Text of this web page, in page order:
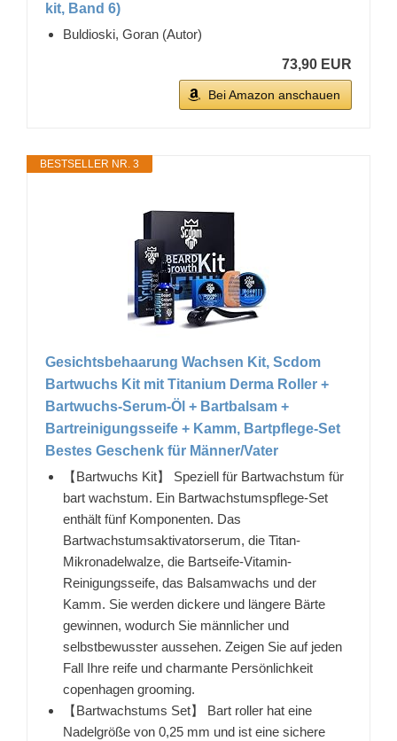
kit, Band 6)
Buldioski, Goran (Autor)
73,90 EUR
Bei Amazon anschauen
BESTSELLER NR. 3
Gesichtsbehaarung Wachsen Kit, Scdom
Bartwuchs Kit mit Titanium Derma Roller +
Bartwuchs-Serum-Öl + Bartbalsam +
Bartreinigungsseife + Kamm, Bartpflege-Set
Bestes Geschenk für Männer/Vater
【Bartwuchs Kit】 Speziell für Bartwachstum für
bart wachstum. Ein Bartwachstumspflege-Set
enthält fünf Komponenten. Das
Bartwachstumsaktivatorserum, die Titan-
Mikronadelwalze, die Bartseife-Vitamin-
Reinigungsseife, das Balsamwachs und der
Kamm. Sie werden dickere und längere Bärte
gewinnen, wodurch Sie männlicher und
selbstbewusster aussehen. Zeigen Sie auf jeden
Fall Ihre reife und charmante Persönlichkeit
copenhagen grooming.
【Bartwachstums Set】 Bart roller hat eine
Nadelgröße von 0,25 mm und ist eine sichere